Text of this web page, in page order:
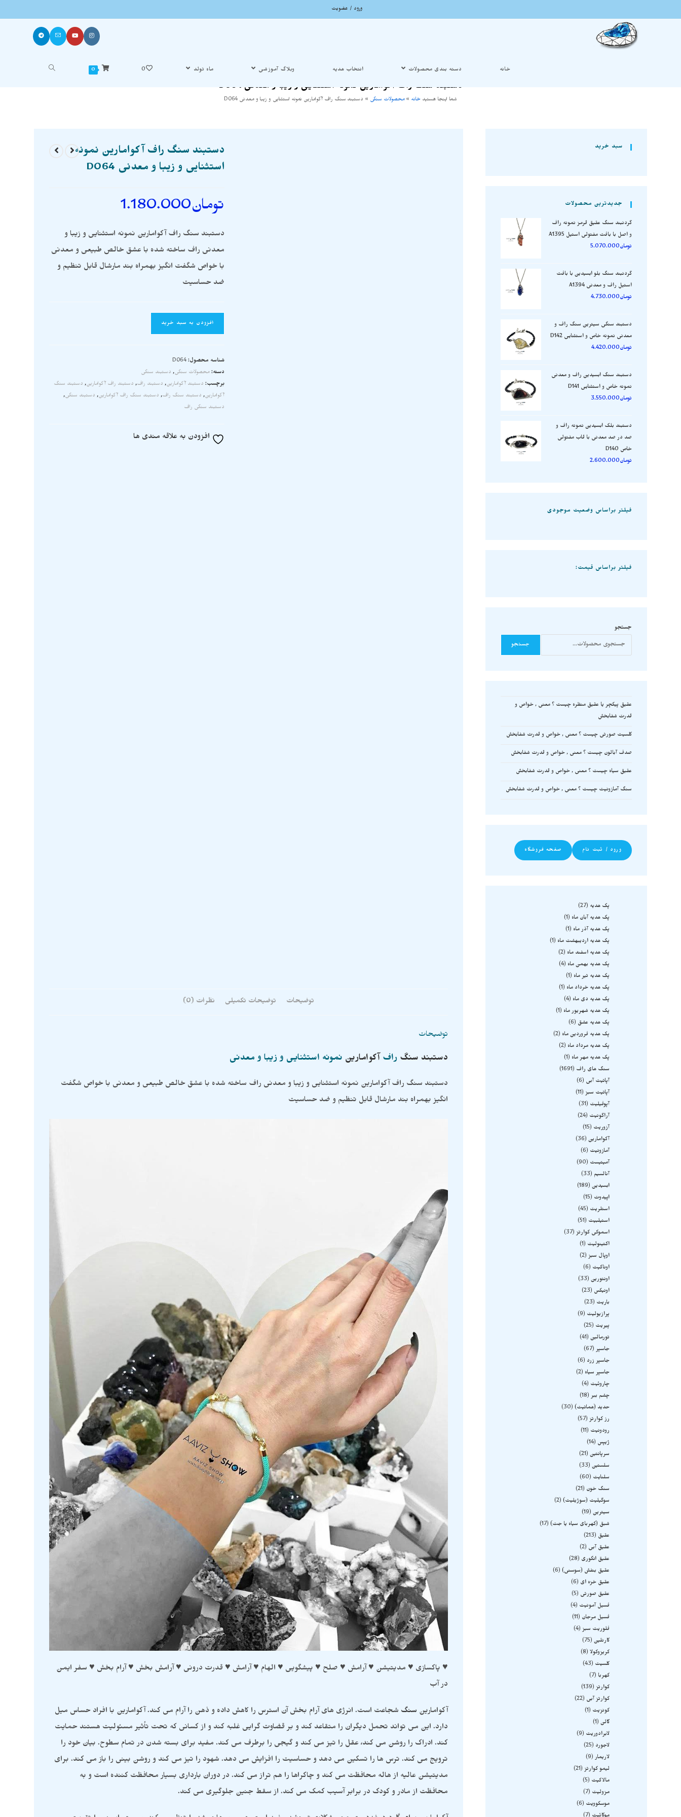
ورود / عضویت
خانه دسته بندی محصولات انتخاب هدیه وبلاگ آموزشی ماه تولد 0
0
دستبند سنگ راف آکوامارین نمونه استثنایی و زیبا و معدنی D064
شما اینجا هستید خانه »محصولات سنگی » دستبند سنگ راف آکوامارین نمونه استثنایی و زیبا و معدنی D064
دستبند سنگ راف آکوامارین نمونه
استثنایی و زیبا و معدنی D064
تومان1.180.000
دستبند سنگ راف آکوامارین نمونه استثنایی و زیبا و
معدنی راف ساخته شده با عشق خالص طبیعی و معدنی
با خواص شگفت انگیز بهمراه بند مارشال قابل تنظیم و
ضد حساسیت
افزودن به سبد خرید
شناسه محصول: D064
دسته: محصولات سنگی, دستبند سنگی
برچسب: دستبند آکوامارین, دستبند راف, دستبند راف آکوامارین, دستبند سنگ
آکوامارین, دستبند سنگ راف, دستبند سنگ راف آکوامارین, دستبند سنگی,
دستبند سنگی راف
افزودن به علاقه مندی ها
توضیحات توضیحات تکمیلی نظرات (0)
توضیحات
دستبند سنگ راف آکوامارین نمونه استثنایی و زیبا و معدنی
دستبند سنگ راف آکوامارین نمونه استثنایی و زیبا و معدنی راف ساخته شده با عشق خالص طبیعی و معدنی با خواص شگفت
انگیز بهمراه بند مارشال قابل تنظیم و ضد حساسیت
♥ پاکسازی ♥ مدیتیشن ♥ آرامش ♥ صلح ♥ پیشگویی ♥ الهام ♥ آرامش ♥ قدرت درونی ♥ آرامش بخش ♥ آرام بخش ♥ سفر ایمن
در آب
آکوامارین سنگ شجاعت است. انرژی های آرام بخش آن استرس را کاهش داده و ذهن را آرام می کند. آکوامارین با افراد حساس میل
دارد. این می تواند تحمل دیگران را متقاعد کند و بر قضاوت گرایی غلبه کند و از کسانی که تحت تأثیر مسئولیت هستند حمایت
کند. ادراک را روشن می کند، عقل را تیز می کند و گیجی را برطرف می کند. مفید برای بسته شدن در تمام سطوح. بیان خود را
ترویج می کند. ترس ها را تسکین می دهد و حساسیت را افزایش می دهد. شهود را تیز می کند و روشن بینی را باز می کند. برای
مدیتیشن عالیه از هاله محافظت می کند و چاکراها را هم تراز می کند. در دوران بارداری بسیار محافظت کننده است و به
محافظت از مادر و کودک در برابر آسیب کمک می کند. از سقط جنین جلوگیری می کند.
سبد خرید
جدیدترین محصولات
گردنبند سنگ عقیق قرمز نمونه راف
و اصل با بافت مفتولی استیل A1395
تومان5.070.000
گردنبند سنگ بلو ابسیدین با بافت
استیل راف و معدنی A1394
تومان4.730.000
دستبند سنگی سیترین سنگ راف و
معدنی نمونه خاص و استثنایی D142
تومان4.420.000
دستبند سنگ ابسیدین راف و معدنی
نمونه خاص و استثنایی D141
تومان3.550.000
دستبند بلک ابسیدین نمونه راف و
صد در صد معدنی با قاب مفتولی
خاص D140
تومان2.600.000
فیلتر براساس وضعیت موجودی
فیلتر براساس قیمت:
جستجو
جستجو
عقیق پیکچر یا عقیق منظره چیست ؟ معنی , خواص و
قدرت شفابخش
کلسیت صورتی چیست ؟ معنی , خواص و قدرت شفابخش
صدف آبالون چیست ؟ معنی , خواص و قدرت شفابخش
عقیق سیاه چیست ؟ معنی , خواص و قدرت شفابخش
سنگ آمازونیت چیست ؟ معنی , خواص و قدرت شفابخش
ورود / ثبت نام صفحه فروشگاه
پک هدیه
27
پک هدیه آبان ماه
1
پک هدیه آذر ماه
1
پک هدیه اردیبهشت ماه
1
پک هدیه اسفند ماه
2
پک هدیه بهمن ماه
4
پک هدیه تیر ماه
1
پک هدیه خرداد ماه
1
پک هدیه دی ماه
4
پک هدیه شهریور ماه
1
پک هدیه عشق
6
پک هدیه فروردین ماه
2
پک هدیه مرداد ماه
2
پک هدیه مهر ماه
1
سنگ های راف
1691
آپاتیت آبی
6
آپاتیت سبز 11
آپوفیلیت
31
آراگونیت
24
آزوریت
15
آکوامارین 36
آمازونیت
6
آمیتیست
90
آنالسیم
33
ابسیدین 189
اپیدوت
15
استلریت
45
استیلبیت
51
اسموکی کوارتز 37
اکتینولیت
1
اوپال سبز 2
اوناکیت
6
اونتورین 33
اونیکس
23
باریت
23
پرازیولیت
9
پیریت
25
تورمالین 41
جاسپر 67
جاسپر زرد
6
جاسپر سیاه
2
چاروئیت
4
چشم ببر 18
حدید (هماتیت) 30
رز کوارتز 57
رودونیت
11
ژیپس
14
سرپانتین 21
سلستین 33
سلنایت
60
سنگ خون
21
سوگیلیت (سوژیلیت) 2
سیترین 19
شبق (کهربای سیاه یا جت) 17
عقیق
213
عقیق آبی
2
عقیق انگوری
28
عقیق بنفش (سوسنی) 6
عقیق خزه ای
6
عقیق صورتی
5
فسیل آمونیت
4
فسیل مرجان
11
فلوریت سبز 4
کارنلین 75
کریزوکولا 8
کلسیت
43
کهربا
7
کوارتز 139
کوارتز آبی
22
کونزیت
1
گالن 1
لابرادوریت
9
لاجورد
25
لاریمار 9
لیمو کوارتز 21
مالاکیت
5
مزولیت
7
موسکوویت
6